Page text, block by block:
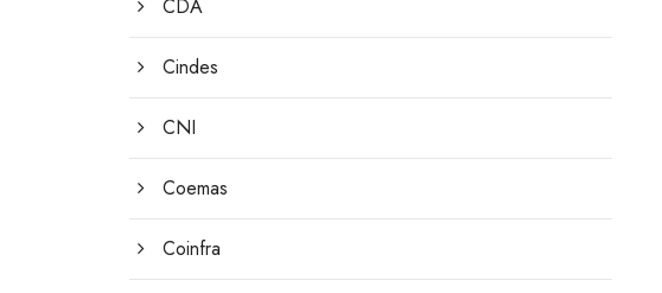
CDA
Cindes
CNI
Coemas
Coinfra